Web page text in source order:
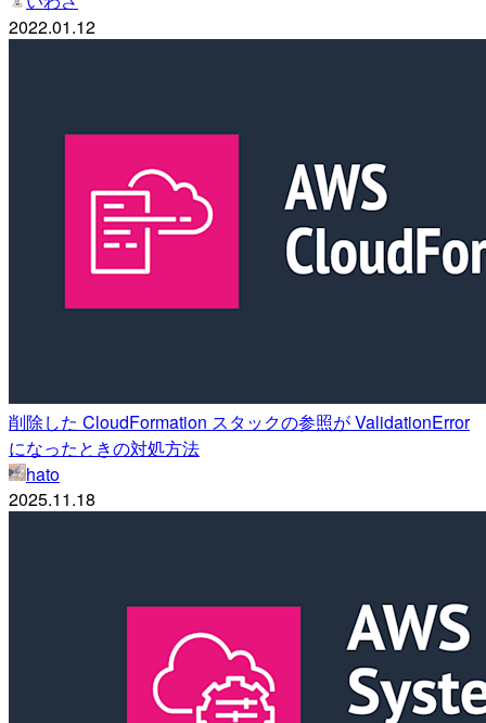
2022.01.12
削除した CloudFormation スタックの参照が ValidationError
になったときの対処方法
hato
2025.11.18